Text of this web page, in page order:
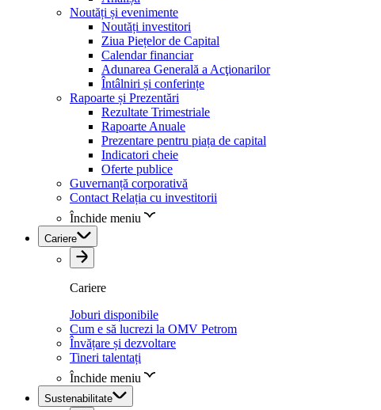
Noutăți și evenimente
Noutăți investitori
Ziua Piețelor de Capital
Calendar financiar
Adunarea Generală a Acţionarilor
Întâlniri și conferințe
Rapoarte și Prezentări
Rezultate Trimestriale
Rapoarte Anuale
Prezentare pentru piața de capital
Indicatori cheie
Oferte publice
Guvernanță corporativă
Contact Relația cu investitorii
Închide meniu
Cariere
Cariere
Joburi disponibile
Cum e să lucrezi la OMV Petrom
Învățare și dezvoltare
Tineri talentați
Închide meniu
Sustenabilitate